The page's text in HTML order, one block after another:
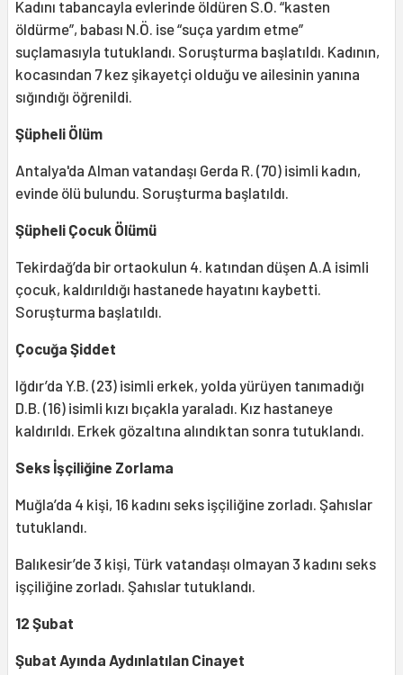
Kadını tabancayla evlerinde öldüren S.Ö. “kasten
öldürme”, babası N.Ö. ise “suça yardım etme”
suçlamasıyla tutuklandı. Soruşturma başlatıldı. Kadının,
kocasından 7 kez şikayetçi olduğu ve ailesinin yanına
sığındığı öğrenildi.
Şüpheli Ölüm
Antalya'da Alman vatandaşı Gerda R. (70) isimli kadın,
evinde ölü bulundu. Soruşturma başlatıldı.
Şüpheli Çocuk Ölümü
Tekirdağ’da bir ortaokulun 4. katından düşen A.A isimli
çocuk, kaldırıldığı hastanede hayatını kaybetti.
Soruşturma başlatıldı.
Çocuğa Şiddet
Iğdır’da Y.B. (23) isimli erkek, yolda yürüyen tanımadığı
D.B. (16) isimli kızı bıçakla yaraladı. Kız hastaneye
kaldırıldı. Erkek gözaltına alındıktan sonra tutuklandı.
Seks İşçiliğine Zorlama
Muğla’da 4 kişi, 16 kadını seks işçiliğine zorladı. Şahıslar
tutuklandı.
Balıkesir’de 3 kişi, Türk vatandaşı olmayan 3 kadını seks
işçiliğine zorladı. Şahıslar tutuklandı.
12 Şubat
Şubat Ayında Aydınlatılan Cinayet